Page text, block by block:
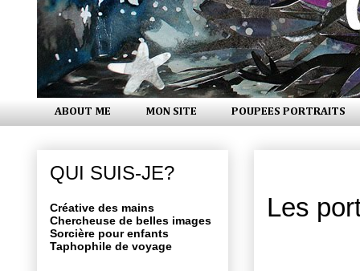
ABOUT ME MON SITE POUPEES PORTRAITS
Les
QUI SUIS-JE?
Créative des mains
Chercheuse de belles images
Sorcière pour enfants
Taphophile de voyage